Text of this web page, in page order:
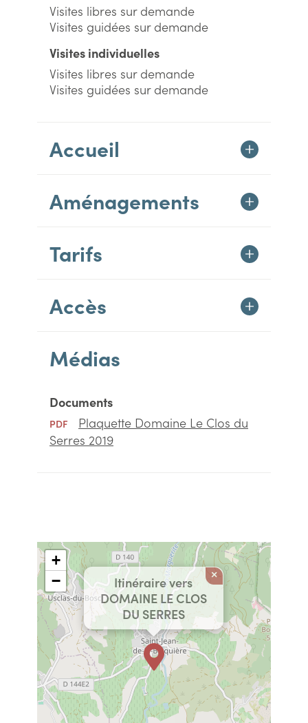
Visites libres sur demande
Visites guidées sur demande
Visites individuelles
Visites libres sur demande
Visites guidées sur demande
Accueil
Aménagements
Tarifs
Accès
Médias
Documents
PDF
Plaquette Domaine Le Clos du
Serres 2019
Itinéraire vers
DOMAINE LE CLOS
DU SERRES
×
+
−